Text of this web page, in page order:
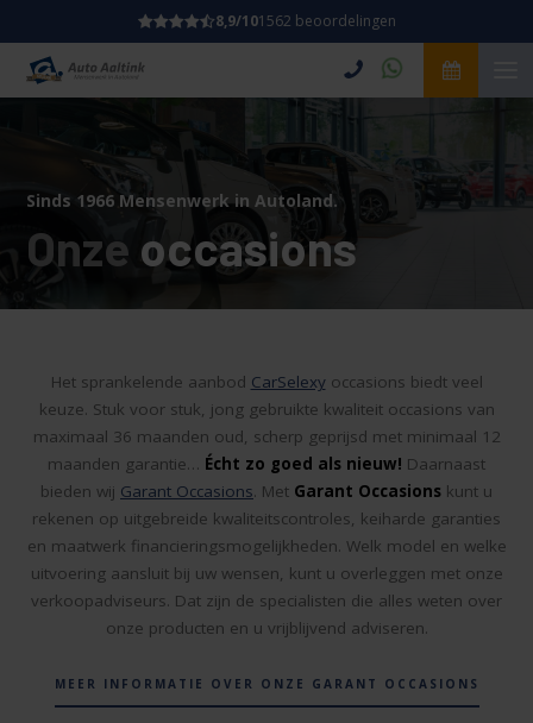
8,9/101562 beoordelingen
Sinds 1966 Mensenwerk in Autoland.
Onze occasions
Het sprankelende aanbod CarSelexyoccasions biedt veel
keuze. Stuk voor stuk, jong gebruikte kwaliteit occasions van
maximaal 36 maanden oud, scherp geprijsd met minimaal 12
maanden garantie… Écht zo goed als nieuw! Daarnaast
bieden wij Garant Occasions. Met Garant Occasions kunt u
rekenen op uitgebreide kwaliteitscontroles, keiharde garanties
en maatwerk financieringsmogelijkheden. Welk model en welke
uitvoering aansluit bij uw wensen, kunt u overleggen met onze
verkoopadviseurs. Dat zijn de specialisten die alles weten over
onze producten en u vrijblijvend adviseren.
MEER INFORMATIE OVER ONZE GARANT OCCASIONS